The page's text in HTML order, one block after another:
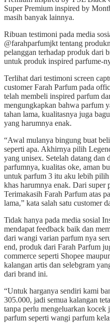
Super Premium inspired by
masih banyak lainnya.
Ribuan testimoni pada media
@farahparfumjkt tentang
pelanggan terhadap produk dari
untuk produk inspired parfume-
Terlihat dari testimoni screen
customer Farah Parfum pada
telah membeli inspired parfum
mengungkapkan bahwa parfum
tahan lama, kualitasnya juga
yang harumnya enak.
“Awal mulanya bingung buat
seperti apa. Akhirnya pilih
yang unisex. Setelah datang dan
parfumnya, kualitas oke, aman
untuk parfum 3 itu aku lebih
khas harumnya enak. Dari super
Terimakasih Farah Parfum atas
lama,” kata salah satu customer
Tidak hanya pada media sosial
mendapat feedback baik dan
dari wangi varian parfum nya
end, produk dari Farah Parfum
commerce seperti Shopee
kalangan artis dan selebgram
dari brand ini.
“Untuk harganya sendiri kami
305.000, jadi semua kalangan
tanpa perlu mengeluarkan kocek
parfum seperti wangi parfum